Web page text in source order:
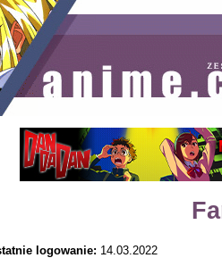
logowanie: 14.03.2022